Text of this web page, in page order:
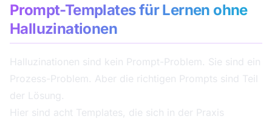
Prompt-Templates für Lernen ohne
Halluzinationen
Halluzinationen sind kein Prompt-Problem. Sie sind ein
Prozess-Problem. Aber die richtigen Prompts sind Teil
der Lösung.
Hier sind acht Templates, die sich in der Praxis